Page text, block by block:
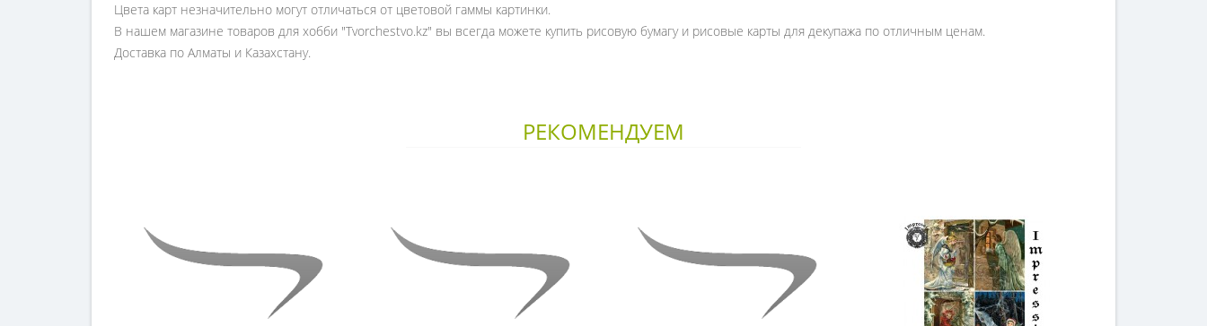
Цвета карт незначительно могут отличаться от цветовой гаммы картинки.
В нашем магазине товаров для хобби "Tvorchestvo.kz" вы всегда можете купить рисовую бумагу и рисовые карты для декупажа по отличным ценам.
Доставка по Алматы и Казахстану.
РЕКОМЕНДУЕМ